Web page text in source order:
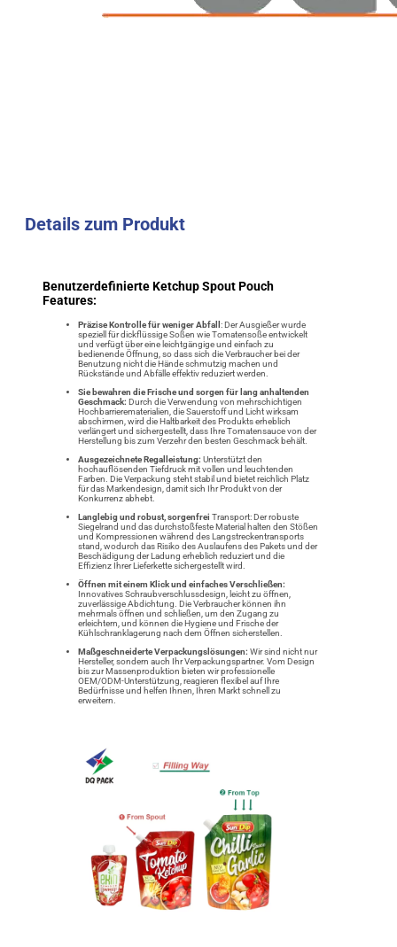
Details zum Produkt
Benutzerdefinierte Ketchup Spout Pouch
Features:
Präzise Kontrolle für weniger Abfall : Der Ausgießer wurde
speziell für dickflüssige Soßen wie Tomatensoße entwickelt
und verfügt über eine leichtgängige und einfach zu
bedienende Öffnung, so dass sich die Verbraucher bei der
Benutzung nicht die Hände schmutzig machen und
Rückstände und Abfälle effektiv reduziert werden.
Sie bewahren die Frische und sorgen für lang anhaltenden
Geschmack: Durch die Verwendung von mehrschichtigen
Hochbarrierematerialien, die Sauerstoff und Licht wirksam
abschirmen, wird die Haltbarkeit des Produkts erheblich
verlängert und sichergestellt, dass Ihre Tomatensauce von der
Herstellung bis zum Verzehr den besten Geschmack behält.
Ausgezeichnete Regalleistung: Unterstützt den
hochauflösenden Tiefdruck mit vollen und leuchtenden
Farben. Die Verpackung steht stabil und bietet reichlich Platz
für das Markendesign, damit sich Ihr Produkt von der
Konkurrenz abhebt.
Langlebig und robust, sorgenfrei Transport: Der robuste
Siegelrand und das durchstoßfeste Material halten den Stößen
und Kompressionen während des Langstreckentransports
stand, wodurch das Risiko des Auslaufens des Pakets und der
Beschädigung der Ladung erheblich reduziert und die
Effizienz Ihrer Lieferkette sichergestellt wird.
Öffnen mit einem Klick und einfaches Verschließen:
Innovatives Schraubverschlussdesign, leicht zu öffnen,
zuverlässige Abdichtung. Die Verbraucher können ihn
mehrmals öffnen und schließen, um den Zugang zu
erleichtern, und können die Hygiene und Frische der
Kühlschranklagerung nach dem Öffnen sicherstellen.
Maßgeschneiderte Verpackungslösungen: Wir sind nicht nur
Hersteller, sondern auch Ihr Verpackungspartner. Vom Design
bis zur Massenproduktion bieten wir professionelle
OEM/ODM-Unterstützung, reagieren flexibel auf Ihre
Bedürfnisse und helfen Ihnen, Ihren Markt schnell zu
erweitern.